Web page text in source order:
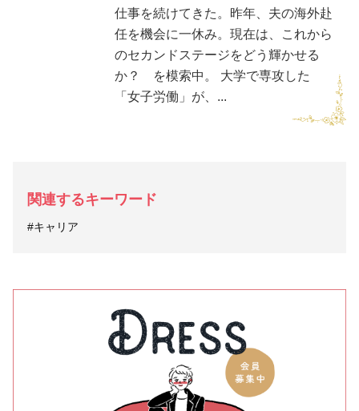
仕事を続けてきた。昨年、夫の海外赴
任を機会に一休み。現在は、これから
のセカンドステージをどう輝かせる
か？ を模索中。 大学で専攻した
「女子労働」が、...
関連するキーワード
#キャリア